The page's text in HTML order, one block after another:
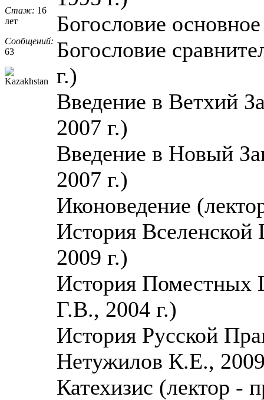
Стаж: 16
лет
Сообщений:
63
Богословие
Богословие
г.)
Введение в Ветхий
2007 г.)
Введение в Новый
2007 г.)
Иконоведение
История
2009 г.)
История Поместных
Г.В., 2004 г.)
История Русской
Нетужилов К.Е.,
Катехизис (лектор -